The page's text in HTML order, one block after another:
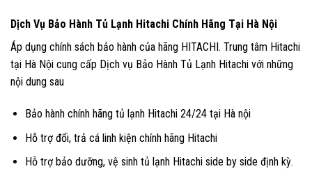
Dịch Vụ Bảo Hành Tủ Lạnh Hitachi Chính Hãng Tại Hà Nội
Áp dụng chính sách bảo hành của hãng HITACHI. Trung tâm Hitachi
tại Hà Nội cung cấp Dịch vụ Bảo Hành Tủ Lạnh Hitachi với những
nội dung sau
Bảo hành chính hãng tủ lạnh Hitachi 24/24 tại Hà nội
Hỗ trợ đổi, trả cá linh kiện chính hãng Hitachi
Hỗ trợ bảo dưỡng, vệ sinh tủ lạnh Hitachi side by side định kỳ.